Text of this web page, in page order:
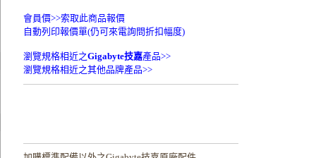
會員價>>索取此商品報價
自動列印報價單(仍可來電詢問折扣幅度)
瀏覽規格相近之Gigabyte技嘉產品>>
瀏覽規格相近之其他品牌產品>>